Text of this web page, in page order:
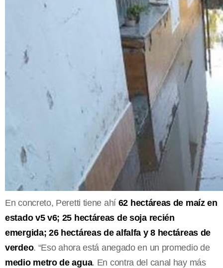
En concreto, Peretti tiene ahí 62 hectáreas de maíz en
estado v5 v6; 25 hectáreas de soja recién
emergida; 26 hectáreas de alfalfa y 8 hectáreas de
verdeo. “Eso ahora está anegado en un promedio de
medio metro de agua. En contra del canal hay más